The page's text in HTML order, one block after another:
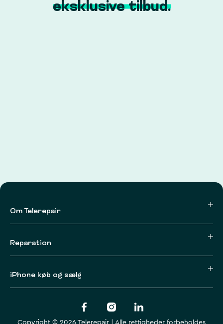
eksklusive tilbud.
Om Telerepair
Reparation
iPhone køb og sælg